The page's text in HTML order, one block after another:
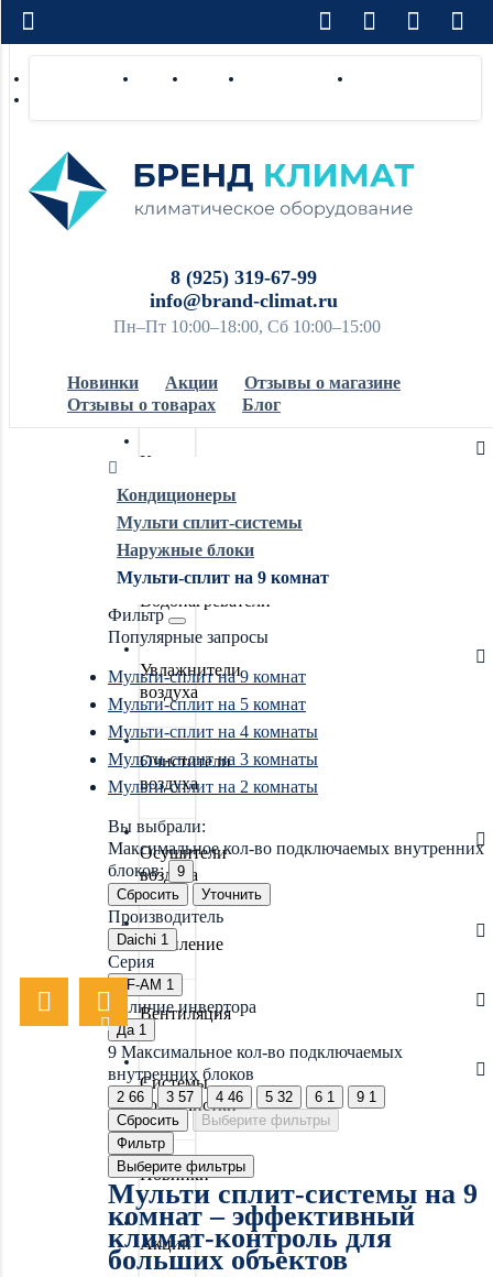
Доставка по РФ Оплата Монтаж Сотрудничество
8 (925) 319-67-99
info@brand-climat.ru
Пн–Пт 10:00–18:00, Сб 10:00–15:00
Новинки Акции
Отзывы о магазине
Отзывы о товарах
Блог
Кондиционеры
Обогреватели
Водонагреватели
Увлажнители
воздуха
Очистители
воздуха
Осушители
воздуха
Отопление
Вентиляция
Системы
водоочистки
Новинки
Акции
Кондиционеры
Мульти сплит-системы
Наружные блоки
Мульти-сплит на 9 комнат
Фильтр
Популярные запросы
Мульти-сплит на 9 комнат
Мульти-сплит на 5 комнат
Мульти-сплит на 4 комнаты
Мульти-сплит на 3 комнаты
Мульти-сплит на 2 комнаты
Вы выбрали:
Максимальное кол-во подключаемых внутренних
блоков:
9
Сбросить
Уточнить
Производитель
Daichi 1
Серия
DF-AM 1
Наличие инвертора
Да 1
9 Максимальное кол-во подключаемых
внутренних блоков
2 66 3 57 4 46 5 32 6 1 9 1
Сбросить
Выберите фильтры
Фильтр
Выберите фильтры
Мульти сплит-системы на 9
комнат – эффективный
климат-контроль для
больших объектов